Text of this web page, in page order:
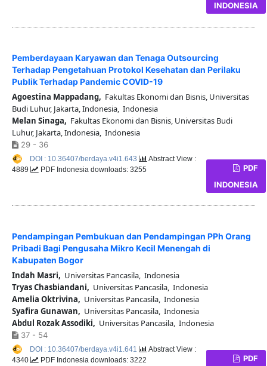
INDONESIA
Pemberdayaan Karyawan dan Tenaga Outsourcing
Terhadap Pengetahuan Protokol Kesehatan dan Perilaku
Publik Terhadap Pandemic COVID-19
Agoestina Mappadang, Fakultas Ekonomi dan Bisnis, Universitas
Budi Luhur, Jakarta, Indonesia, Indonesia
Melan Sinaga, Fakultas Ekonomi dan Bisnis, Universitas Budi
Luhur, Jakarta, Indonesia, Indonesia
29 - 36
PDF
INDONESIA
DOI : 10.36407/berdaya.v4i1.643
Abstract View :
4889
PDF Indonesia downloads: 3255
Pendampingan Pembukuan dan Pendampingan PPh Orang
Pribadi Bagi Pengusaha Mikro Kecil Menengah di
Kabupaten Bogor
Indah Masri, Universitas Pancasila, Indonesia
Tryas Chasbiandani, Universitas Pancasila, Indonesia
Amelia Oktrivina, Universitas Pancasila, Indonesia
Syafira Gunawan, Universitas Pancasila, Indonesia
Abdul Rozak Assodiki, Universitas Pancasila, Indonesia
37 - 54
PDF
DOI : 10.36407/berdaya.v4i1.641
Abstract View :
4340
PDF Indonesia downloads: 3222